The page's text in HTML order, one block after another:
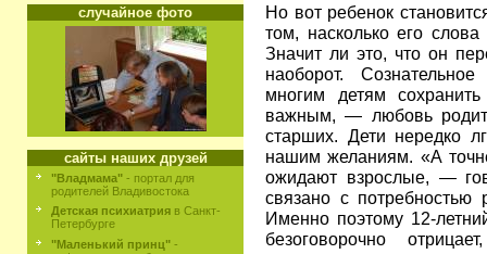
случайное фото
сайты наших друзей
"Владмама" - портал для
родителей Владивостока
Детская психиатрия в Санкт-
Петербурге
"Маленький принц" -
Но вот ребенок
том, насколько его слова
Значит ли это, что он
наоборот.
многим детям
важным, — любовь
старших. Дети нередко
нашим желаниям. «А
ожидают взрослые, —
связано с потребностью
Именно поэтому 12-
безоговорочно